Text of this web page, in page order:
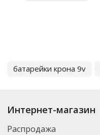
батарейки крона 9v
Интернет-магазин
Распродажа